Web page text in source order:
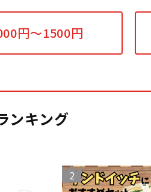
円～1500円
ンキング
2